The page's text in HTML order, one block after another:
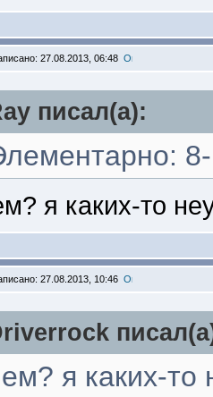
27.08.2013, 06:48
писал(a):
я каких-то
27.08.2013, 10:46
я каких-то